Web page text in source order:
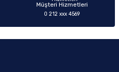
Müşteri Hizmetleri
0 212 xxx 4569